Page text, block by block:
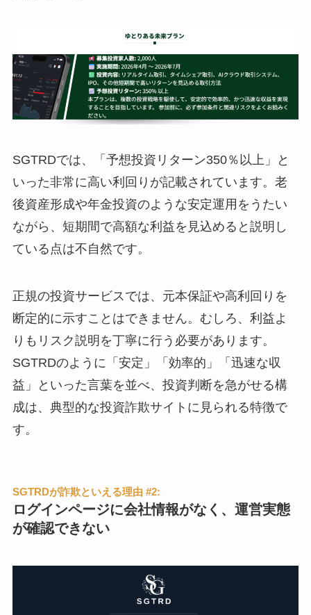
SGTRDでは、「予想投資リターン350％以上」と
いった非常に高い利回りが記載されています。老
後資産形成や年金投資のような安定運用をうたい
ながら、短期間で高額な利益を見込めると説明し
ている点は不自然です。
正規の投資サービスでは、元本保証や高利回りを
断定的に示すことはできません。むしろ、利益よ
りもリスク説明を丁寧に行う必要があります。
SGTRDのように「安定」「効率的」「迅速な収
益」といった言葉を並べ、投資判断を急がせる構
成は、典型的な投資詐欺サイトに見られる特徴で
す。
SGTRDが詐欺といえる理由 #2:
ログインページに会社情報がなく、運営実態
が確認できない